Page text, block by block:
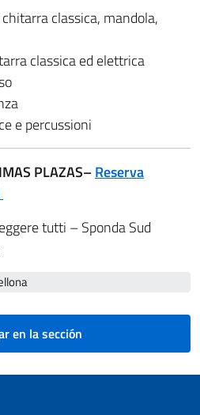
classica, mandola,
classica ed elettrica
e percussioni
PLAZAS– Reserva
tutti – Sponda Sud
en la sección